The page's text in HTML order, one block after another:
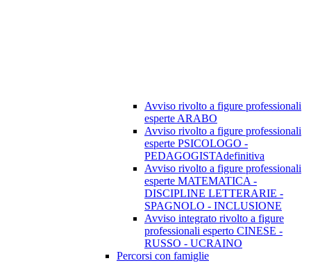
Avviso rivolto a figure professionali
esperte ARABO
Avviso rivolto a figure professionali
esperte PSICOLOGO -
PEDAGOGISTAdefinitiva
Avviso rivolto a figure professionali
esperte MATEMATICA -
DISCIPLINE LETTERARIE -
SPAGNOLO - INCLUSIONE
Avviso integrato rivolto a figure
professionali esperto CINESE -
RUSSO - UCRAINO
Percorsi con famiglie